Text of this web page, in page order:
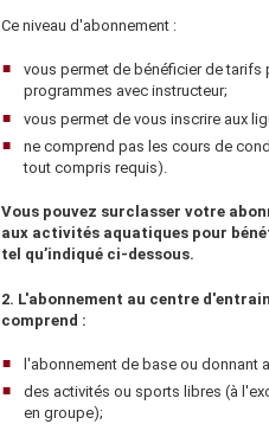
Ce niveau d'abonnement :
vous permet de bénéficier de tarifs
programmes avec instructeur;
vous permet de vous inscrire aux
ne comprend pas les cours de
tout compris requis).
Vous pouvez surclasser votre
aux activités aquatiques pour
tel qu’indiqué ci-dessous.
2. L'abonnement au centre
comprend :
l'abonnement de base ou donnant
des activités ou sports libres (à
en groupe);